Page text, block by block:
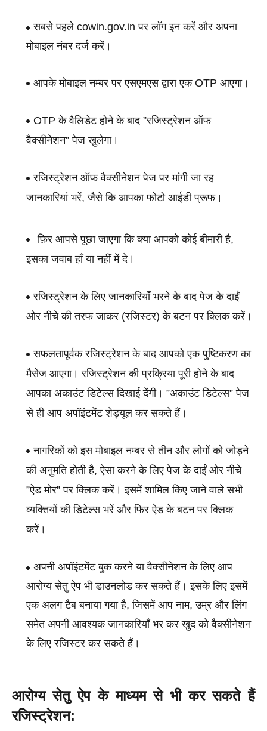
सबसे पहले cowin.gov.in पर लॉग इन करें और अपना
मोबाइल नंबर दर्ज करें।
आपके मोबाइल नम्बर पर एसएमएस द्वारा एक OTP आएगा।
OTP के वैलिडेट होने के बाद ”रजिस्ट्रेशन ऑफ
वैक्सीनेशन” पेज खुलेगा।
रजिस्ट्रेशन ऑफ वैक्सीनेशन पेज पर मांगी जा रह
जानकारियां भरें, जैसे कि आपका फोटो आईडी प्रूफ।
फ़िर आपसे पूछा जाएगा कि क्या आपको कोई बीमारी है,
इसका जवाब हाँ या नहीं में दे।
रजिस्ट्रेशन के लिए जानकारियाँ भरने के बाद पेज के दाईं
ओर नीचे की तरफ जाकर (रजिस्टर) के बटन पर क्लिक करें।
सफलतापूर्वक रजिस्ट्रेशन के बाद आपको एक पुष्टिकरण का
मैसेज आएगा। रजिस्ट्रेशन की प्रक्रिया पूरी होने के बाद
आपका अकाउंट डिटेल्स दिखाई देंगी। ”अकाउंट डिटेल्स” पेज
से ही आप अपॉइंटमेंट शेड्यूल कर सकते हैं।
नागरिकों को इस मोबाइल नम्बर से तीन और लोगों को जोड़ने
की अनुमति होती है, ऐसा करने के लिए पेज के दाईं ओर नीचे
”ऐड मोर” पर क्लिक करें। इसमें शामिल किए जाने वाले सभी
व्यक्तियों की डिटेल्स भरें और फिर ऐड के बटन पर क्लिक
करें।
अपनी अपॉइंटमेंट बुक करने या वैक्सीनेशन के लिए आप
आरोग्य सेतु ऐप भी डाउनलोड कर सकते हैं। इसके लिए इसमें
एक अलग टैब बनाया गया है, जिसमें आप नाम, उम्र और लिंग
समेत अपनी आवश्यक जानकारियाँ भर कर खुद को वैक्सीनेशन
के लिए रजिस्टर कर सकते हैं।
आरोग्य सेतु ऐप के माध्यम से भी कर सकते हैं
रजिस्ट्रेशन: